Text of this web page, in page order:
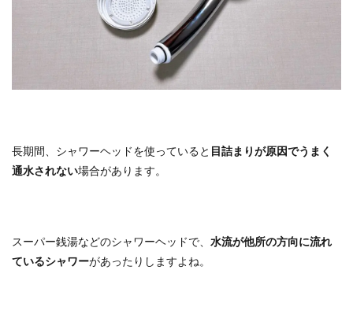
長期間、シャワーヘッドを使っていると 目詰まりが原因でうまく
通水されない場合があります。
スーパー銭湯などのシャワーヘッドで、 水流が他所の方向に流れ
ているシャワーがあったりしますよね。